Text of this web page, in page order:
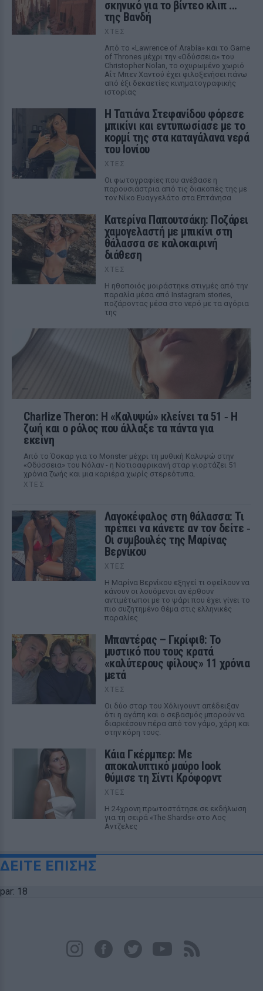
σκηνικό για το βίντεο κλιπ ...
της Βανδή
ΧΤΕΣ
Από το «Lawrence of Arabia» και το Game
of Thrones μέχρι την «Οδύσσεια» του
Christopher Nolan, το οχυρωμένο χωριό
Αΐτ Μπεν Χαντού έχει φιλοξενήσει πάνω
από έξι δεκαετίες κινηματογραφικής
ιστορίας
Η Τατιάνα Στεφανίδου φόρεσε
μπικίνι και εντυπωσίασε με το
κορμί της στα καταγάλανα νερά
του Ιονίου
ΧΤΕΣ
Οι φωτογραφίες που ανέβασε η
παρουσιάστρια από τις διακοπές της με
τον Νίκο Ευαγγελάτο στα Επτάνησα
Κατερίνα Παπουτσάκη: Ποζάρει
χαμογελαστή με μπικίνι στη
θάλασσα σε καλοκαιρινή
διάθεση
ΧΤΕΣ
Η ηθοποιός μοιράστηκε στιγμές από την
παραλία μέσα από Instagram stories,
ποζάροντας μέσα στο νερό με τα αγόρια
της
Charlize Theron: Η «Καλυψώ» κλείνει τα 51 ‑ H
ζωή και ο ρόλος που άλλαξε τα πάντα για
εκείνη
Από το Όσκαρ για το Monster μέχρι τη μυθική Καλυψώ στην
«Οδύσσεια» του Νόλαν - η Νοτιοαφρικανή σταρ γιορτάζει 51
χρόνια ζωής και μια καριέρα χωρίς στερεότυπα.
ΧΤΕΣ
Λαγοκέφαλος στη θάλασσα: Τι
πρέπει να κάνετε αν τον δείτε ‑
Οι συμβουλές της Μαρίνας
Βερνίκου
ΧΤΕΣ
Η Μαρίνα Βερνίκου εξηγεί τι οφείλουν να
κάνουν οι λουόμενοι αν έρθουν
αντιμέτωποι με το ψάρι που έχει γίνει το
πιο συζητημένο θέμα στις ελληνικές
παραλίες
Μπαντέρας – Γκρίφιθ: Το
μυστικό που τους κρατά
«καλύτερους φίλους» 11 χρόνια
μετά
ΧΤΕΣ
Οι δύο σταρ του Χόλιγουντ απέδειξαν
ότι η αγάπη και ο σεβασμός μπορούν να
διαρκέσουν πέρα από τον γάμο, χάρη και
στην κόρη τους.
Κάια Γκέρμπερ: Με
αποκαλυπτικό μαύρο look
θύμισε τη Σίντι Κρόφορντ
ΧΤΕΣ
Η 24χρονη πρωτοστάτησε σε εκδήλωση
για τη σειρά «The Shards» στο Λος
Αντζελες
ΔΕΙΤΕ ΕΠΙΣΗΣ
par: 18